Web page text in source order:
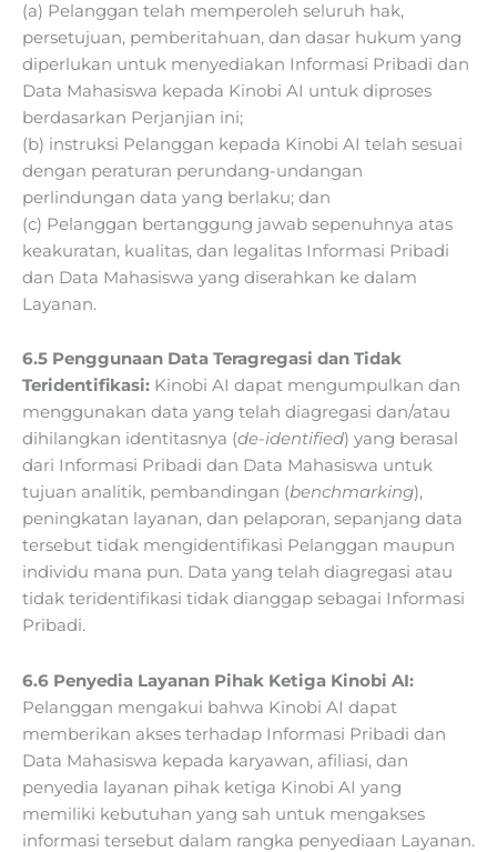
(a) Pelanggan telah memperoleh seluruh hak,
persetujuan, pemberitahuan, dan dasar hukum yang
diperlukan untuk menyediakan Informasi Pribadi dan
Data Mahasiswa kepada Kinobi AI untuk diproses
berdasarkan Perjanjian ini;
(b) instruksi Pelanggan kepada Kinobi AI telah sesuai
dengan peraturan perundang-undangan
perlindungan data yang berlaku; dan
(c) Pelanggan bertanggung jawab sepenuhnya atas
keakuratan, kualitas, dan legalitas Informasi Pribadi
dan Data Mahasiswa yang diserahkan ke dalam
Layanan.
6.5 Penggunaan Data Teragregasi dan Tidak
Teridentifikasi: Kinobi AI dapat mengumpulkan dan
menggunakan data yang telah diagregasi dan/atau
dihilangkan identitasnya (de-identified) yang berasal
dari Informasi Pribadi dan Data Mahasiswa untuk
tujuan analitik, pembandingan (benchmarking),
peningkatan layanan, dan pelaporan, sepanjang data
tersebut tidak mengidentifikasi Pelanggan maupun
individu mana pun. Data yang telah diagregasi atau
tidak teridentifikasi tidak dianggap sebagai Informasi
Pribadi.
6.6 Penyedia Layanan Pihak Ketiga Kinobi AI:
Pelanggan mengakui bahwa Kinobi AI dapat
memberikan akses terhadap Informasi Pribadi dan
Data Mahasiswa kepada karyawan, afiliasi, dan
penyedia layanan pihak ketiga Kinobi AI yang
memiliki kebutuhan yang sah untuk mengakses
informasi tersebut dalam rangka penyediaan Layanan.